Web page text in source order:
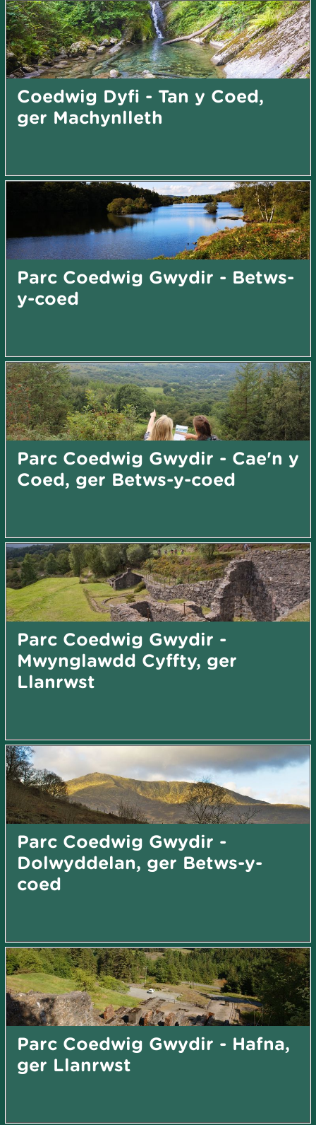
Coedwig Dyfi - Tan y Coed,
ger Machynlleth
Parc Coedwig Gwydir - Betws-
y-coed
Parc Coedwig Gwydir - Cae'n y
Coed, ger Betws-y-coed
Parc Coedwig Gwydir -
Mwynglawdd Cyffty, ger
Llanrwst
Parc Coedwig Gwydir -
Dolwyddelan, ger Betws-y-
coed
Parc Coedwig Gwydir - Hafna,
ger Llanrwst